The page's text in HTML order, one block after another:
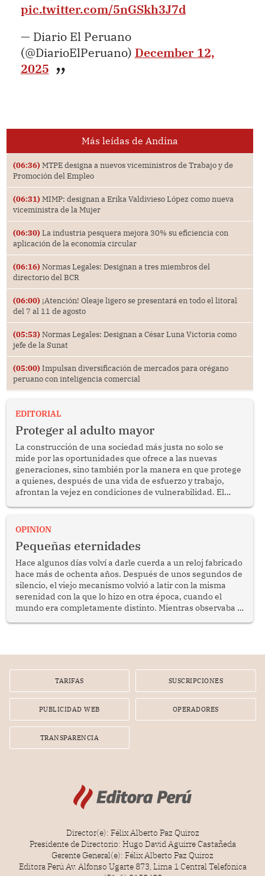
pic.twitter.com/5nGSkh3J7d
— Diario El Peruano
(@DiarioElPeruano) December 12,
2025
Más leídas de Andina
(06:36) MTPE designa a nuevos viceministros de Trabajo y de
Promoción del Empleo
(06:31) MIMP: designan a Erika Valdivieso López como nueva
viceministra de la Mujer
(06:30) La industria pesquera mejora 30% su eficiencia con
aplicación de la economía circular
(06:16) Normas Legales: Designan a tres miembros del
directorio del BCR
(06:00) ¡Atención! Oleaje ligero se presentará en todo el litoral
del 7 al 11 de agosto
(05:53) Normas Legales: Designan a César Luna Victoria como
jefe de la Sunat
(05:00) Impulsan diversificación de mercados para orégano
peruano con inteligencia comercial
EDITORIAL
Proteger al adulto mayor
La construcción de una sociedad más justa no solo se
mide por las oportunidades que ofrece a las nuevas
generaciones, sino también por la manera en que protege
a quienes, después de una vida de esfuerzo y trabajo,
afrontan la vejez en condiciones de vulnerabilidad. El
bimestrales el subsidio que reciben los beneficiarios del
reflexionar sobre la importancia de fortalecer las políticas
públicas dirigidas a los adultos mayores en pobreza.
OPINION
Pequeñas eternidades
Hace algunos días volví a darle cuerda a un reloj fabricado
hace más de ochenta años. Después de unos segundos de
silencio, el viejo mecanismo volvió a latir con la misma
serenidad con la que lo hizo en otra época, cuando el
mundo era completamente distinto. Mientras observaba el
TARIFAS SUSCRIPCIONES
PUBLICIDAD WEB OPERADORES
TRANSPARENCIA
Director(e): Félix Alberto Paz Quiroz
Presidente de Directorio: Hugo David Aguirre Castañeda
Gerente General(e): Félix Alberto Paz Quiroz
Editora Perú Av. Alfonso Ugarte 873, Lima 1 Central Telefónica